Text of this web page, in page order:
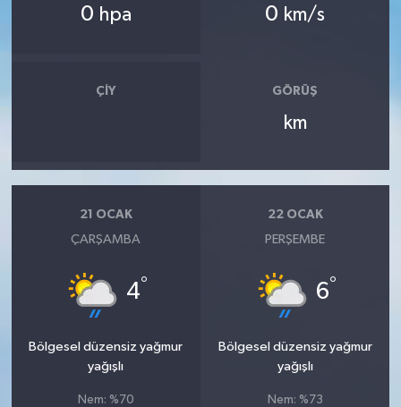
0 hpa 0 km/s
ÇIY GÖRÜŞ
km
21 OCAK
ÇARŞAMBA
4°
Bölgesel düzensiz yağmur
yağışlı
Nem: %70
22 OCAK
PERŞEMBE
6°
Bölgesel düzensiz yağmur
yağışlı
Nem: %73